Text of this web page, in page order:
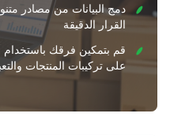
دمج البيانات من مصادر
القرار الدقيقة
قم بتمكين فرقك باستخدام
على تركيبات المنتجات